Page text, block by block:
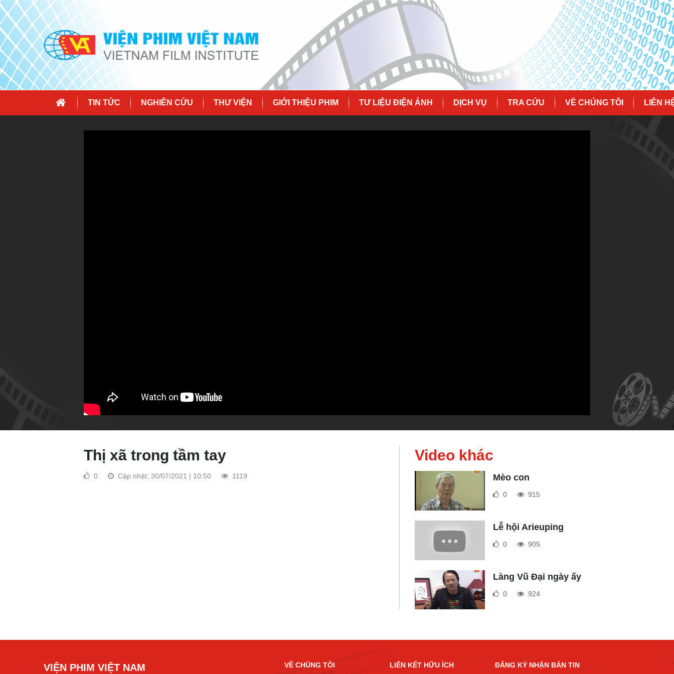
TIN TỨC NGHIÊN CỨU THƯ VIỆN GIỚI THIỆU PHIM TƯ LIỆU ĐIỆN ẢNH DỊCH VỤ TRA CỨU VỀ CHÚNG TÔI LIÊN
Thị xã trong tầm tay
0 Cập nhật: 30/07/2021 | 10:50 1119
Video khác
Mèo con
0 915
Lễ hội Arieuping
0 905
Làng Vũ Đại ngày ấy
0 924
VIỆN PHIM VIỆT NAM VỀ CHÚNG TÔI LIÊN KẾT HỮU ÍCH ĐĂNG KÝ NHẬN BẢN TIN